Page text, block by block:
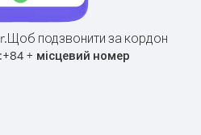
Щоб подзвонити за кордон
+84 + місцевий номер